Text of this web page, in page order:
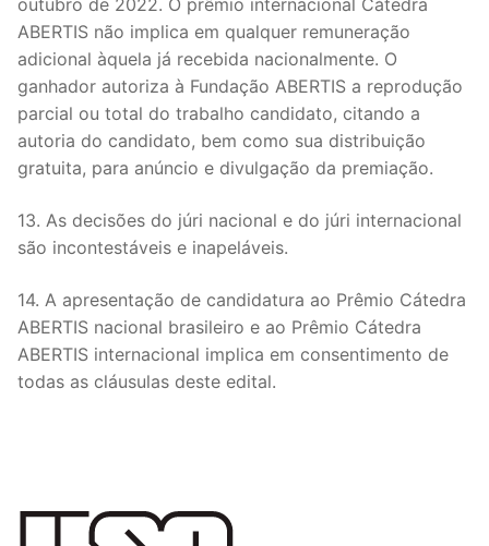
outubro de 2022. O prêmio internacional Cátedra
ABERTIS não implica em qualquer remuneração
adicional àquela já recebida nacionalmente. O
ganhador autoriza à Fundação ABERTIS a reprodução
parcial ou total do trabalho candidato, citando a
autoria do candidato, bem como sua distribuição
gratuita, para anúncio e divulgação da premiação.
13. As decisões do júri nacional e do júri internacional
são incontestáveis e inapeláveis.
14. A apresentação de candidatura ao Prêmio Cátedra
ABERTIS nacional brasileiro e ao Prêmio Cátedra
ABERTIS internacional implica em consentimento de
todas as cláusulas deste edital.